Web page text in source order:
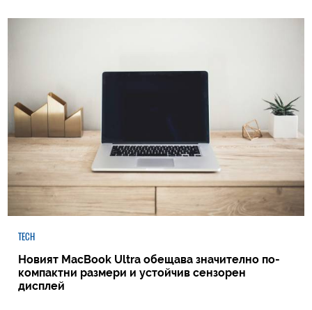
TECH
Новият MacBook Ultra обещава значително по-
компактни размери и устойчив сензорен
дисплей